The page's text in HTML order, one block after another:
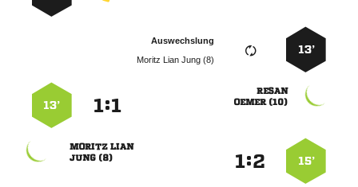
13’
Auswechslung
   

 
:
13’
15’
:
 
 